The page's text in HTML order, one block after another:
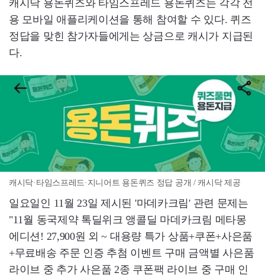
캐시닥 용돈퀴즈와 타임스프레드 용돈퀴즈는 각각 전
용 모바일 애플리케이션을 통해 참여할 수 있다. 퀴즈
정답을 맞힌 참가자들에게는 상금으로 캐시가 지급된
다.
캐시닥·타임스프레드·지니어트 용돈퀴즈 정답 공개 / 캐시닥 제공
일요일인 11월 23일 제시된 '마데카크림' 관련 문제는
"11월 동국제약 톡딜위크 앵콜딜 마데카크림 메타몽
에디션! 27,900원 외 ~ 대용량 특가 상품+쿠폰+사은품
+무료배송 주문 인증 추첨 이벤트 구매 금액별 사은품
라이브 중 추가 사은품 2종 쿠폰팩 라이브 중 구매 인